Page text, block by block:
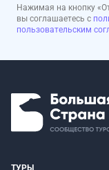
Нажимая на кнопку
вы соглашаетесь с
пользовательским